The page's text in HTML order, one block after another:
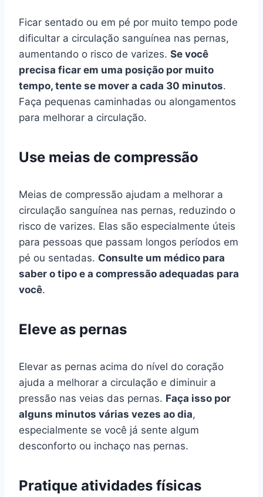
Ficar sentado ou em pé por muito tempo pode
dificultar a circulação sanguínea nas pernas,
aumentando o risco de varizes. Se você
precisa ficar em uma posição por muito
tempo, tente se mover a cada 30 minutos.
Faça pequenas caminhadas ou alongamentos
para melhorar a circulação.
Use meias de compressão
Meias de compressão ajudam a melhorar a
circulação sanguínea nas pernas, reduzindo o
risco de varizes. Elas são especialmente úteis
para pessoas que passam longos períodos em
pé ou sentadas. Consulte um médico para
saber o tipo e a compressão adequadas para
você.
Eleve as pernas
Elevar as pernas acima do nível do coração
ajuda a melhorar a circulação e diminuir a
pressão nas veias das pernas. Faça isso por
alguns minutos várias vezes ao dia,
especialmente se você já sente algum
desconforto ou inchaço nas pernas.
Pratique atividades físicas